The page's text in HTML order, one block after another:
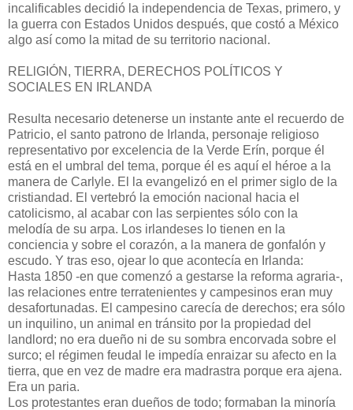
incalificables decidió la independencia de Texas, primero, y
la guerra con Estados Unidos después, que costó a México
algo así como la mitad de su territorio nacional.
RELlGIÓN, TIERRA, DERECHOS POLÍTICOS Y
SOCIALES EN IRLANDA
Resulta necesario detenerse un instante ante el recuerdo de
Patricio, el santo patrono de Irlanda, personaje religioso
representativo por excelencia de la Verde Erín, porque él
está en el umbral del tema, porque él es aquí el héroe a la
manera de Carlyle. El la evangelizó en el primer siglo de la
cristiandad. El vertebró la emoción nacional hacia el
catolicismo, al acabar con las serpientes sólo con la
melodía de su arpa. Los irlandeses lo tienen en la
conciencia y sobre el corazón, a la manera de gonfalón y
escudo. Y tras eso, ojear lo que acontecía en Irlanda:
Hasta 1850 -en que comenzó a gestarse la reforma agraria-,
las relaciones entre terratenientes y campesinos eran muy
desafortunadas. El campesino carecía de derechos; era sólo
un inquilino, un animal en tránsito por la propiedad del
landlord; no era dueño ni de su sombra encorvada sobre el
surco; el régimen feudal le impedía enraizar su afecto en la
tierra, que en vez de madre era madrastra porque era ajena.
Era un paria.
Los protestantes eran dueños de todo; formaban la minoría